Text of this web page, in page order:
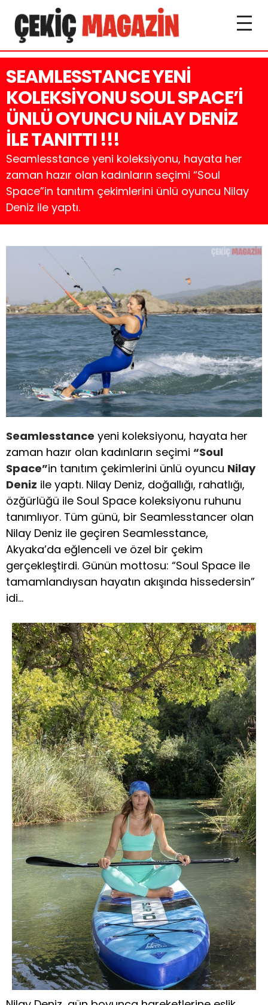
SEAMLESSTANCE YENİ
KOLEKSİYONU SOUL SPACE’İ
ÜNLÜ OYUNCU NİLAY DENİZ
İLE TANITTI !!!
Seamlesstance yeni koleksiyonu, hayata her
zaman hazır olan kadınların seçimi “Soul
Space”in tanıtım çekimlerini ünlü oyuncu Nilay
Deniz ile yaptı.
Seamlesstance yeni koleksiyonu, hayata her
zaman hazır olan kadınların seçimi “Soul
Space”in tanıtım çekimlerini ünlü oyuncu Nilay
Deniz ile yaptı. Nilay Deniz, doğallığı, rahatlığı,
özğürlüğü ile Soul Space koleksiyonu ruhunu
tanımlıyor. Tüm günü, bir Seamlesstancer olan
Nilay Deniz ile geçiren Seamlesstance,
Akyaka’da eğlenceli ve özel bir çekim
gerçekleştirdi. Günün mottosu: “Soul Space ile
tamamlandıysan hayatın akışında hissedersin”
idi…